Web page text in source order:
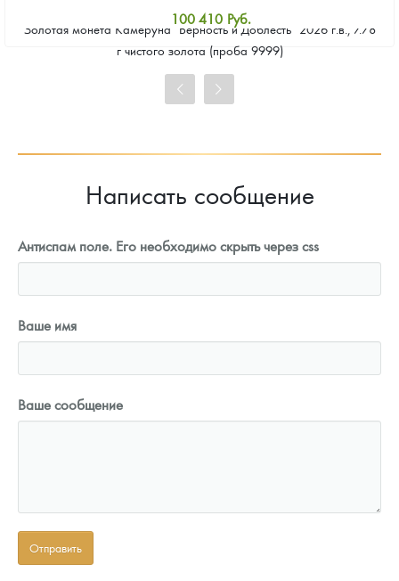
Золотая монета Камеруна "Верность и Доблесть" 2026 г.в., 7.78
г чистого золота (проба 9999)
100 410 Руб.
Стандартная цена
Цена выкупа
Написать сообщение
Антиспам поле. Его необходимо скрыть через css
Ваше имя
Ваше сообщение